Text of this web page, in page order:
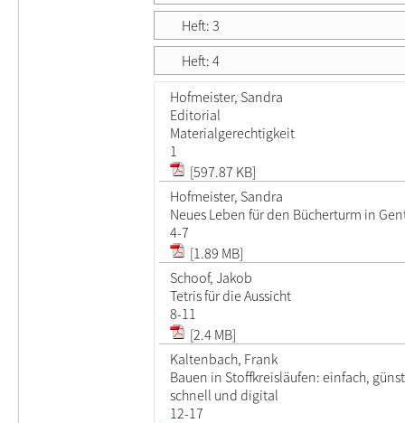
Heft: 3
Heft: 4
Hofmeister, Sandra
Editorial
Materialgerechtigkeit
1
[597.87 KB]
Hofmeister, Sandra
Neues Leben für den Bücherturm in
4-7
[1.89 MB]
Schoof, Jakob
Tetris für die Aussicht
8-11
[2.4 MB]
Kaltenbach, Frank
Bauen in Stoffkreisläufen: einfach,
schnell und digital
12-17